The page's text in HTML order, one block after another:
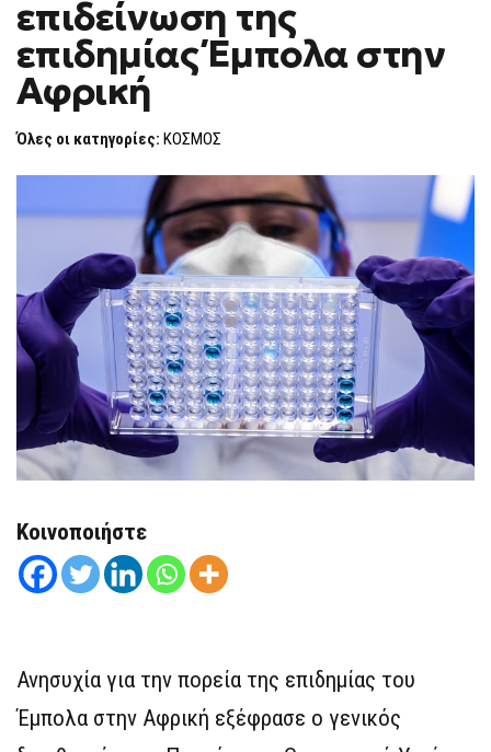
ΕΠΙΔΕΊΝΩΣΗ
ΤΗΣ
ΕΠΙΔΗΜΊΑΣ
ΈΜΠΟΛΑ
επιδείνωση της
επιδημίας Έμπολα στην
Αφρική
Όλες οι κατηγορίες: ΚΟΣΜΟΣ
Κοινοποιήστε
Ανησυχία για την πορεία της επιδημίας του
Έμπολα στην Αφρική εξέφρασε ο γενικός